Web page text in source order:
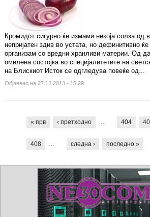
Кромидот сигурно ќе измами некоја солза од
непријатен здив во устата, но дефинитивно
организам со вредни хранливи материи. Од
омилена состојка во специјалитетите на
на Блискиот Исток се одгледува повеќе од...
Објавено на 27.12.2013 - 15:29
« прв ‹ претходно … 404
408 … следна › последно »